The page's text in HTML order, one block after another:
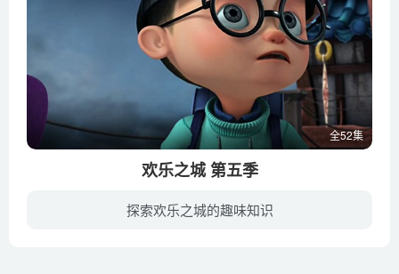
全52集
欢乐之城 第五季
探索欢乐之城的趣味知识